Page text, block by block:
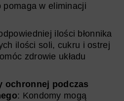
w eliminacji
ilości błonnika
ilości soli, cukru i ostrej
zdrowie układu
ochronnej podczas
: Kondomy mogą